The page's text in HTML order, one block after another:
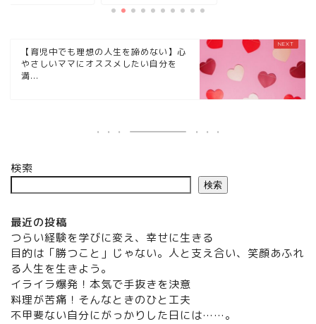
【育児中でも理想の人生を諦めない】心
やさしいママにオススメしたい自分を
満...
検索
検索
最近の投稿
つらい経験を学びに変え、幸せに生きる
目的は「勝つこと」じゃない。人と支え合い、笑顔あふれ
る人生を生きよう。
イライラ爆発！本気で手抜きを決意
料理が苦痛！そんなときのひと工夫
不甲斐ない自分にがっかりした日には……。